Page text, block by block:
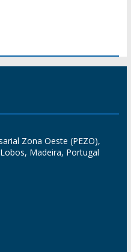
Zona Oeste (PEZO),
Madeira, Portugal